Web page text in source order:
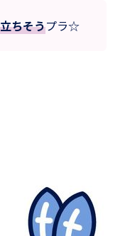
ちそうプラ☆